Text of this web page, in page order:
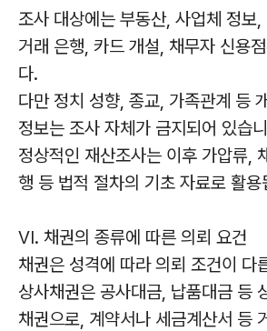
조사 대상에는 부동산, 사업체 정보
거래 은행, 카드 개설, 채무자 신용
다.
다만 정치 성향, 종교, 가족관계 등
정보는 조사 자체가 금지되어 있습
정상적인 재산조사는 이후 가압류,
행 등 법적 절차의 기초 자료로 활용
VI. 채권의 종류에 따른 의뢰 요건
채권은 성격에 따라 의뢰 조건이 다
상사채권은 공사대금, 납품대금 등
채권으로, 계약서나 세금계산서 등